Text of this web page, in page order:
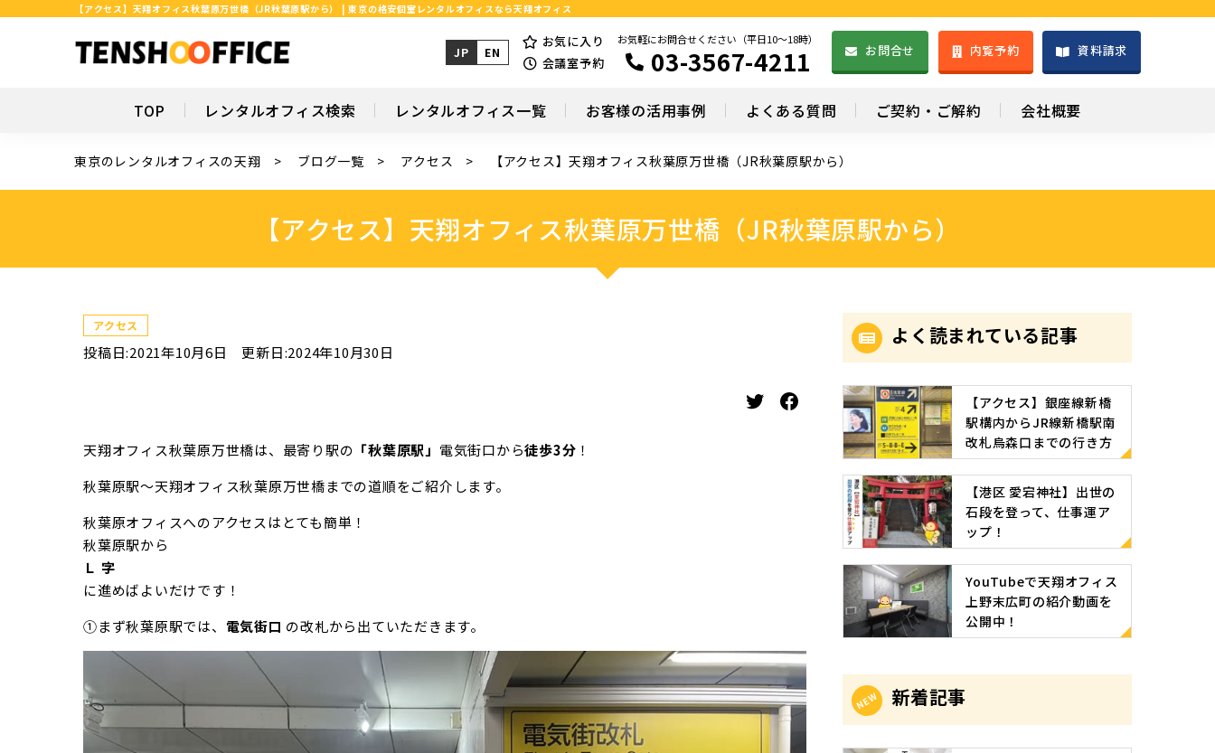
【アクセス】天翔オフィス秋葉原万世橋（JR秋葉原駅から） | 東京の格安個室レンタルオフィスなら天翔オフィス
JP EN
お気に入り
会議室予約
お気軽にお問合せください（平日10～18時）
03-3567-4211 お問合せ 内覧予約 資料請求
TOP レンタルオフィス検索 レンタルオフィス一覧 お客様の活用事例 よくある質問 ご契約・ご解約 会社概要
東京のレンタルオフィスの天翔 ブログ一覧 アクセス 【アクセス】天翔オフィス秋葉原万世橋（JR秋葉原駅から）
【アクセス】天翔オフィス秋葉原万世橋（JR秋葉原駅から）
アクセス
投稿日:2021年10月6日更新日:2024年10月30日
Twitter Facebook
天翔オフィス秋葉原万世橋は、最寄り駅の 「秋葉原駅」 電気街口から徒歩3分 ！
秋葉原駅～天翔オフィス秋葉原万世橋までの道順をご紹介します。
秋葉原オフィスへのアクセスはとても簡単！
秋葉原駅から
Ｌ 字
に進めばよいだけです！
①まず秋葉原駅では、 電気街口 の改札から出ていただきます。
よく読まれている記事
【アクセス】銀座線新橋
駅構内からJR線新橋駅南
改札烏森口までの行き方
【港区 愛宕神社】出世の
石段を登って、仕事運ア
ップ！
YouTubeで天翔オフィス
上野末広町の紹介動画を
公開中！
新着記事